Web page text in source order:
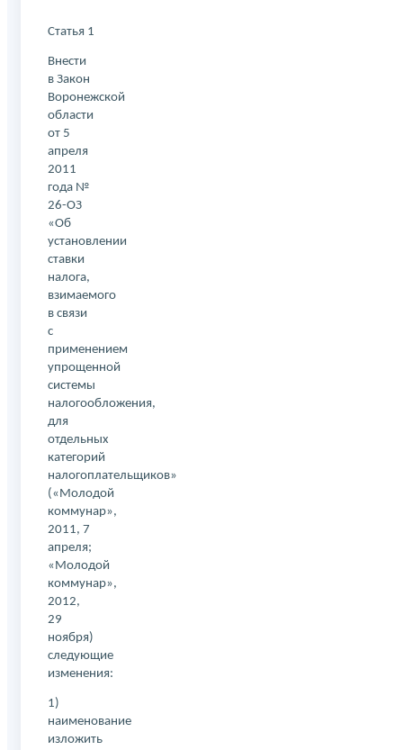
Статья 1
Внести
в Закон
Воронежской
области
от 5
апреля
2011
года №
26-ОЗ
«Об
установлении
ставки
налога,
взимаемого
в связи
с
применением
упрощенной
системы
налогообложения,
для
отдельных
категорий
налогоплательщиков»
(«Молодой
коммунар»,
2011, 7
апреля;
«Молодой
коммунар»,
2012,
29
ноября)
следующие
изменения:
1)
наименование
изложить